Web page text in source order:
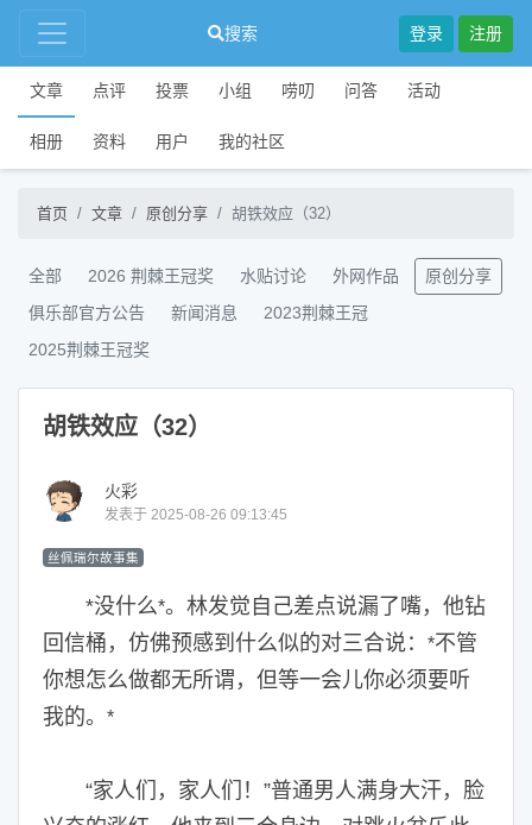
搜索 登录 注册
文章 点评 投票 小组 唠叨 问答 活动
相册 资料 用户 我的社区
首页 文章 原创分享 胡铁效应（32）
全部 2026 荆棘王冠奖 水贴讨论 外网作品
原创分享
俱乐部官方公告
新闻消息
2023荆棘王冠
2025荆棘王冠奖
胡铁效应（32）
火彩
发表于 2025-08-26 09:13:45
丝佩瑞尔故事集
*没什么*。林发觉自己差点说漏了嘴，他钻
回信桶，仿佛预感到什么似的对三合说： *不管
你想怎么做都无所谓，但等一会儿你必须要听
我的。 *
“家人们，家人们！”普通男人满身大汗，脸